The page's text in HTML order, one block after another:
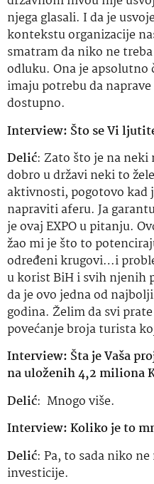
njega glasali. I da je
kontekstu organizacije
smatram da niko ne
odluku. Ona je
imaju potrebu da
dostupno.
Interview: Što se Vi
Delić: Zato što je na neki
dobro u državi neki to
aktivnosti, pogotovo kad
napraviti aferu. Ja
je ovaj EXPO u pitanju.
žao mi je što to
određeni krugovi…i
u korist BiH i svih njenih
da je ovo jedna od
godina. Želim da svi
povećanje broja turista
Interview: Šta je Vaša
na uloženih 4,2 miliona
Delić: Mnogo više.
Interview: Koliko je to
Delić: Pa, to sada niko
investicije.